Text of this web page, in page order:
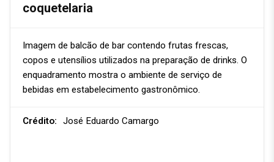
coquetelaria
Imagem de balcão de bar contendo frutas frescas,
copos e utensílios utilizados na preparação de drinks. O
enquadramento mostra o ambiente de serviço de
bebidas em estabelecimento gastronômico.
Crédito: José Eduardo Camargo